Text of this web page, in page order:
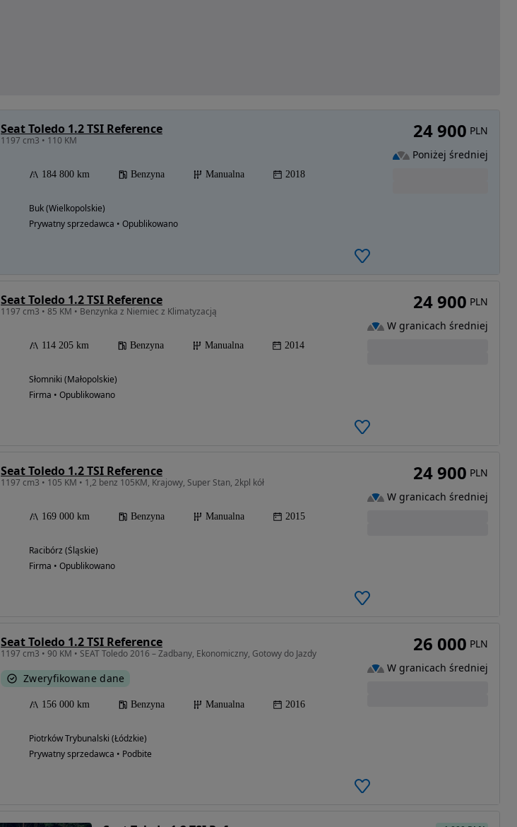
Seat Toledo 1.2 TSI Reference
1197 cm3 • 110 KM
184 800 km Benzyna Manualna 2018
Buk (Wielkopolskie)
Prywatny sprzedawca • Opublikowano
24 900 PLN
Poniżej średniej
Seat Toledo 1.2 TSI Reference
1197 cm3 • 85 KM • Benzynka z Niemiec z Klimatyzacją
114 205 km Benzyna Manualna 2014
Słomniki (Małopolskie)
Firma • Opublikowano
24 900 PLN
W granicach średniej
Seat Toledo 1.2 TSI Reference
1197 cm3 • 105 KM • 1,2 benz 105KM, Krajowy, Super Stan, 2kpl kół
169 000 km Benzyna Manualna 2015
Racibórz (Śląskie)
Firma • Opublikowano
24 900 PLN
W granicach średniej
Seat Toledo 1.2 TSI Reference
1197 cm3 • 90 KM • SEAT Toledo 2016 – Zadbany, Ekonomiczny, Gotowy do Jazdy
Zweryfikowane dane
156 000 km Benzyna Manualna 2016
Piotrków Trybunalski (Łódzkie)
Prywatny sprzedawca • Podbite
26 000 PLN
W granicach średniej